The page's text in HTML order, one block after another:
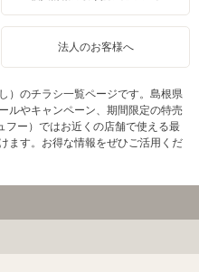
法人のお客様へ
）のチラシ一覧ページです。島根県
ルやキャンペーン、期間限定の特売
ー）ではお近くの店舗で使える最
ます。お得な情報をぜひご活用くだ